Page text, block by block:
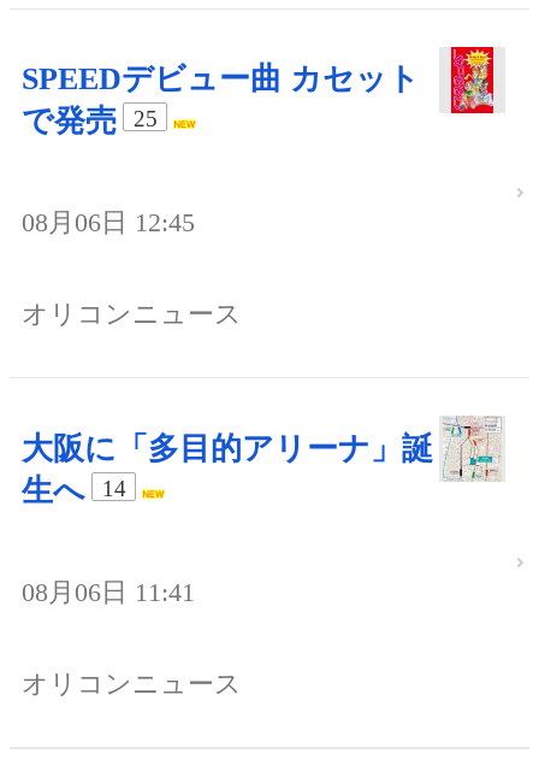
SPEEDデビュー曲 カセット
で発売
25
08月06日 12:45
オリコンニュース
大阪に「多目的アリーナ」誕
生へ
14
08月06日 11:41
オリコンニュース